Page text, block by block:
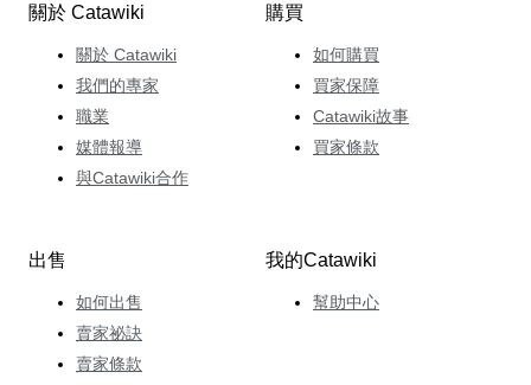
關於 Catawiki
關於 Catawiki
我們的專家
職業
媒體報導
與Catawiki合作
購買
如何購買
買家保障
Catawiki故事
買家條款
出售
如何出售
賣家祕訣
賣家條款
我的Catawiki
幫助中心